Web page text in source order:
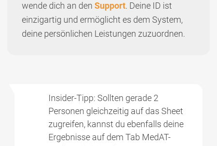
wende dich an den Support. Deine ID ist
einzigartig und ermöglicht es dem System,
deine persönlichen Leistungen zuzuordnen.
Insider-Tipp: Sollten gerade 2
Personen gleichzeitig auf das Sheet
zugreifen, kannst du ebenfalls deine
Ergebnisse auf dem Tab MedAT-